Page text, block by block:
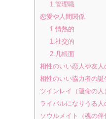
1.管理職
恋愛や人間関係
1.情熱的
1.社交的
2.几帳面
相性のいい恋人や友人
相性のいい協力者の誕
ツインレイ（運命の
ライバルになりうる人
ソウルメイト（魂の